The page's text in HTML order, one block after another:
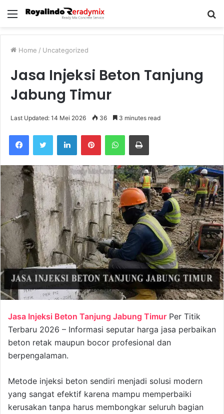
Menu
Home / Uncategorized
Jasa Injeksi Beton Tanjung
Jabung Timur
Last Updated: 14 Mei 2026 36 3 minutes read
FacebookTwitter LinkedInPinterestWhatsAppPrint
Jasa Injeksi Beton Tanjung Jabung Timur Per Titik
Terbaru 2026 – Informasi seputar harga jasa perbaikan
beton retak maupun bocor profesional dan
berpengalaman.
Metode injeksi beton sendiri menjadi solusi modern
yang sangat efektif karena mampu memperbaiki
kerusakan tanpa harus membongkar seluruh bagian